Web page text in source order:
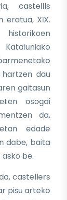
castellls
eratua, XIX.
dau
gaitasun
osogai
da,
edade
dabe, baita
be.
castellers
pisu arteko